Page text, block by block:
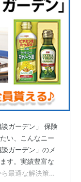
談ガーデン」 保険
い、こんなニー
ガーデン」のメ
す。実績豊富な
最適な解決策を